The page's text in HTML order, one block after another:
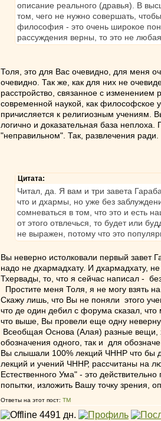
описание реального (дравья). В
том, чего не нужно совершать,
философия - это очень широкое
рассуждения верны, то это не
Толя, это для Вас очевидно, для меня
очевидно. Так же, как для них не
расстройство, связанное с
современной наукой, как философское
причисляется к религиозным учениям.
логично и доказательная база
"неправильном". Так, развлечения ради.
Цитата:
Читал, да. Я вам и три завета
что и дхармы, но уже без
сомневаться в том, что это и есть
от этого отвлечься, то будет или
не выражен, потому что это
Вы неверно истолковали первый завет
надо не дхармадхату. И дхармадхату,
Тхервады, то, что я сейчас написал -
Простите меня Толя, я не могу взять
Скажу лишь, что Вы не поняли этого
что де один дебил с форума сказал,
что выше, Вы провели еще одну
Всеобщая Основа (Алая) разные вещи,
обозначения одного, так и для
Вы слышали 100% лекций ЧННР что бы
лекций и учений ЧННР, рассчитаны на
Естественного Ума" - это
попытки, изложить Вашу точку зрения,
Ответы на этот пост: ТМ